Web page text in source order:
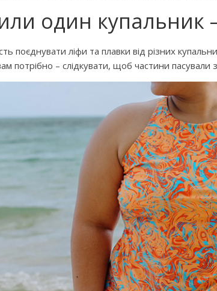
один купальник
поєднувати ліфи та плавки від різних
потрібно – слідкувати, щоб частини пасували
майданчик на
ДНЗ ясла-садок №2
поглибленого
розвитку – Пізнайко